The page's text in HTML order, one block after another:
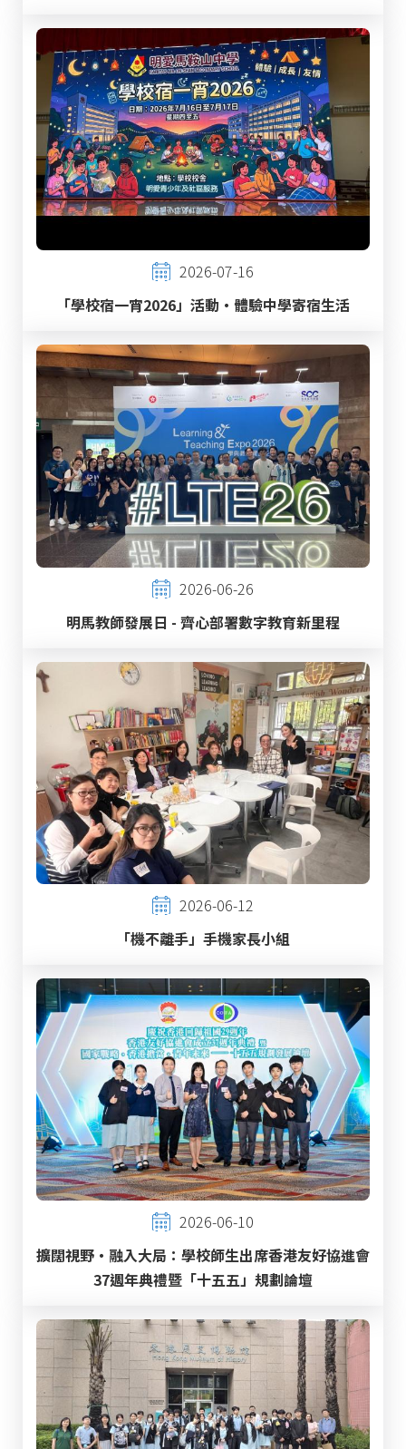
2026-07-16
「學校宿一宵2026」活動‧體驗中學寄宿生活
2026-06-26
明馬教師發展日 - 齊心部署數字教育新里程
2026-06-12
「機不離手」手機家長小組
2026-06-10
擴闊視野・融入大局：學校師生出席香港友好協進會
37週年典禮暨「十五五」規劃論壇